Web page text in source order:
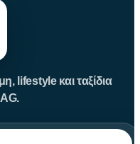
lifestyle και ταξίδια